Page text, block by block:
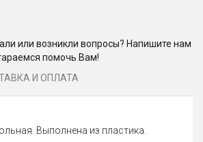
или возникли вопросы? Напишите нам
помочь Вам!
И ОПЛАТА
Выполнена из пластика.